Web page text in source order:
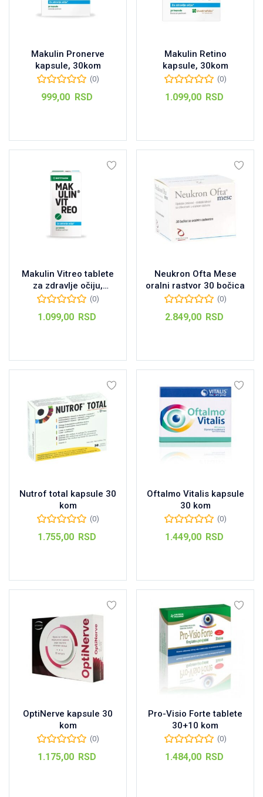
Makulin Pronerve
kapsule, 30kom
(0)
999,00 RSD
Makulin Retino
kapsule, 30kom
(0)
1.099,00 RSD
Makulin Vitreo tablete
za zdravlje očiju,
30kom
(0)
1.099,00 RSD
Neukron Ofta Mese
oralni rastvor 30 bočica
(0)
2.849,00 RSD
Nutrof total kapsule 30
kom
(0)
1.755,00 RSD
Oftalmo Vitalis kapsule
30 kom
(0)
1.449,00 RSD
OptiNerve kapsule 30
kom
(0)
1.175,00 RSD
Pro-Visio Forte tablete
30+10 kom
(0)
1.484,00 RSD